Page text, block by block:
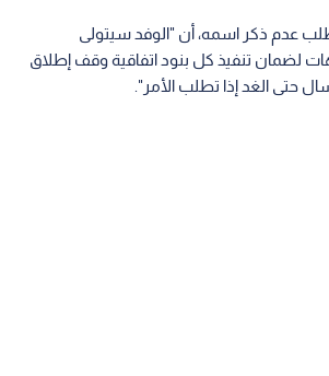
عدم ذكر اسمه، أن "الوفد سيتولى
لضمان تنفيذ كل بنود اتفاقية وقف إطلاق
حتى الغد إذا تطلب الأمر".